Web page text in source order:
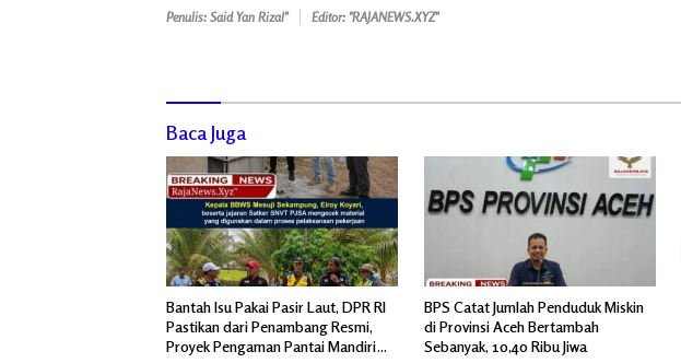
Penulis: Said Yan Rizal" Editor: "RAJANEWS.XYZ"
Baca Juga
Bantah Isu Pakai Pasir Laut, DPR RI
Pastikan dari Penambang Resmi,
Proyek Pengaman Pantai Mandiri
BPS Catat Jumlah Penduduk Miskin
di Provinsi Aceh Bertambah
Sebanyak, 10,40 Ribu Jiwa